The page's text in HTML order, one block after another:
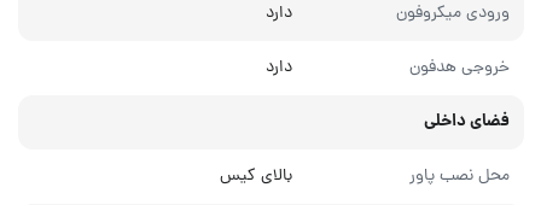
ورودی میکروفون دارد
خروجی هدفون دارد
فضای داخلی
محل نصب پاور بالای کیس